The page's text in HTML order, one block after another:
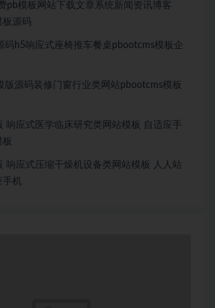
pb模板网站下载文章系统新闻资讯博客
板源码
码h5响应式座椅推车餐桌pbootcms模板企
版源码装修门窗行业类网站pbootcms模板
响应式医学临床研究类网站模板 自适应手
板
响应式压缩干燥机设备类网站模板 人人站
机